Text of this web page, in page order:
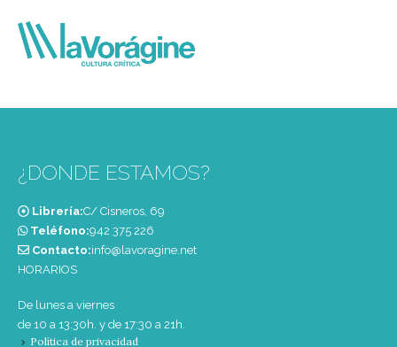
¿DONDE ESTAMOS?
Librería:C/ Cisneros, 69
Teléfono:‭942 375 226‬
Contacto:info@lavoragine.net
HORARIOS
De lunes a viernes
de 10 a 13:30h. y de 17:30 a 21h.
Política de privacidad